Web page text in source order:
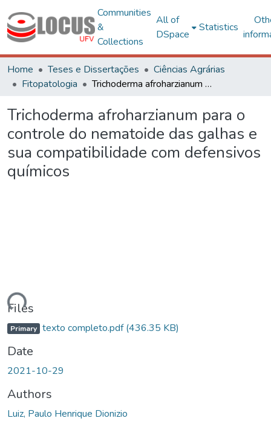
Communities
&
Collections
All of
DSpace
Statistics
Home Teses e Dissertações
Ciências Agrárias
Fitopatologia
Trichoderma afroharzianum para o controle do nematoide das galhas e sua compatibilidade com defensivos químicos
Trichoderma afroharzianum para o
controle do nematoide das galhas e
sua compatibilidade com defensivos
químicos
Files
Primary texto completo.pdf(436.35 KB)
Date
2021-10-29
Authors
Luiz, Paulo Henrique Dionizio